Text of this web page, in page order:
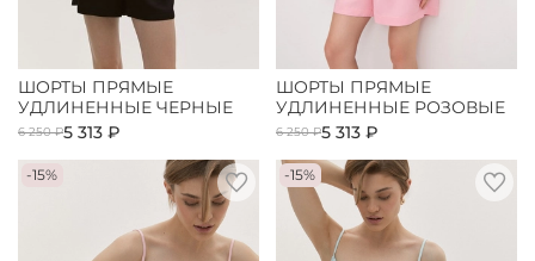
ШОРТЫ ПРЯМЫЕ
УДЛИНЕННЫЕ ЧЕРНЫЕ
6 250 ₽5 313 ₽
ШОРТЫ ПРЯМЫЕ
УДЛИНЕННЫЕ РОЗОВЫЕ
6 250 ₽5 313 ₽
-15% -15%